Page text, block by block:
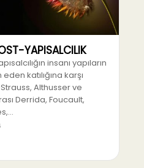
YAPISALCILIK
insanı yapıların
katılığına karşı
Althusser ve
Derrida, Foucault,